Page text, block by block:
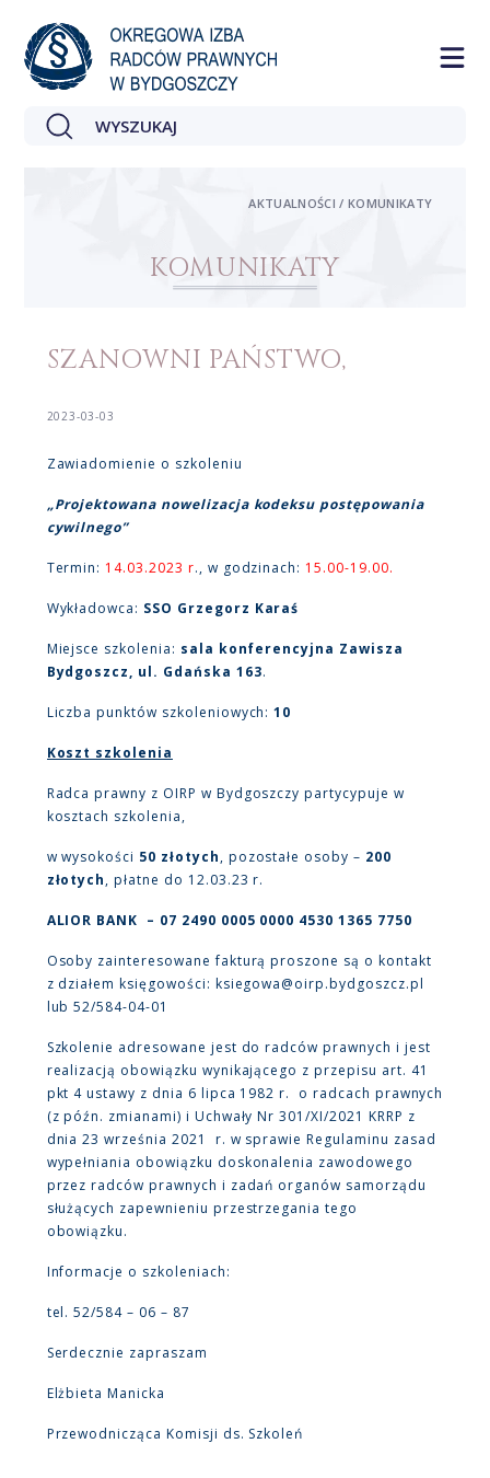
KOMUNIKATY
AKTUALNOŚCI / KOMUNIKATY
SZANOWNI PAŃSTWO,
2023-03-03
Zawiadomienie o szkoleniu
„Projektowana nowelizacja kodeksu postępowania
cywilnego”
Termin: 14.03.2023 r., w godzinach: 15.00-19.00.
Wykładowca: SSO Grzegorz Karaś
Miejsce szkolenia: sala konferencyjna Zawisza
Bydgoszcz, ul. Gdańska 163.
Liczba punktów szkoleniowych:10
Koszt szkolenia
Radca prawny z OIRP w Bydgoszczy partycypuje w
kosztach szkolenia,
w wysokości 50 złotych, pozostałe osoby – 200
złotych, płatne do 12.03.23 r.
ALIOR BANK – 07 2490 0005 0000 4530 1365 7750
Osoby zainteresowane fakturą proszone są o kontakt
z działem księgowości: ksiegowa@oirp.bydgoszcz.pl
lub 52/584-04-01
Szkolenie adresowane jest do radców prawnych i jest
realizacją obowiązku wynikającego z przepisu art. 41
pkt 4 ustawy z dnia 6 lipca 1982 r. o radcach prawnych
(z późn. zmianami) i Uchwały Nr 301/XI/2021 KRRP z
dnia 23 września 2021 r. w sprawie Regulaminu zasad
wypełniania obowiązku doskonalenia zawodowego
przez radców prawnych i zadań organów samorządu
służących zapewnieniu przestrzegania tego
obowiązku.
Informacje o szkoleniach:
tel. 52/584 – 06 – 87
Serdecznie zapraszam
Elżbieta Manicka
Przewodnicząca Komisji ds. Szkoleń